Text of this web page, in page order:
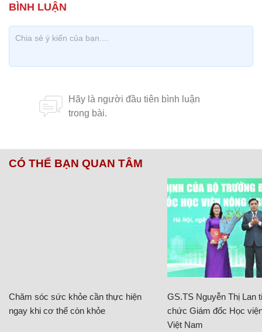
CÓ THỂ BẠN QUAN TÂM
Chăm sóc sức khỏe cần thực hiện
ngay khi cơ thể còn khỏe
GS.TS Nguyễn Thị Lan
chức Giám đốc Học
Việt Nam